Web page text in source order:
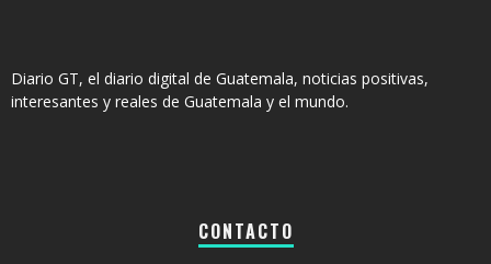
Diario GT, el diario digital de Guatemala, noticias positivas,
interesantes y reales de Guatemala y el mundo.
CONTACTO